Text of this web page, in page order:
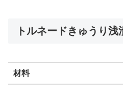
トルネードきゅうり
材料